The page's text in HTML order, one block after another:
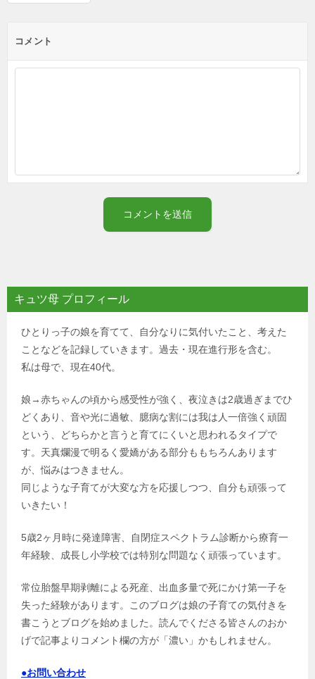
コメント
キュツ母 プロフィール
ひとりっ子の娘を育てて、自分なりに気付いたこと、考えた
ことなどを記録していきます。過去・現在進行形を含む。
私は母で、現在40代。
娘→赤ちゃんの頃から感受性が強く、夜泣きは2歳過ぎまでひ
どくあり、音や光に過敏、臆病な割には我は人一倍強く頑固
という、どちらかと言うと育てにくいと思われるタイプで
す。天真爛漫で明るく愛嬌がある部分ももちろんあります
が、悩みはつきません。
同じような子育てが大変な方を応援しつつ、自分も頑張って
いきたい！
5歳2ヶ月時に発達障害、自閉症スペクトラム診断から療育一
年経験、成長し小学校では特別な問題なく頑張っています。
常位胎盤早期剥離による死産、出血多量で死にかけ第一子を
失った経験があります。このブログは娘の子育ての気付きを
書こうとブログを始めました。読んでくださる皆さんのおか
げで記事よりコメント欄の方が「濃い」かもしれません。
●お問い合わせ